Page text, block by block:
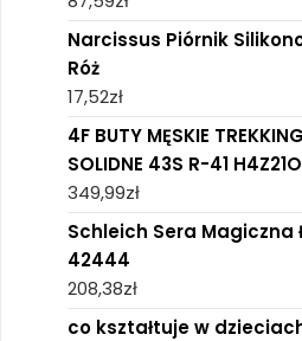
Narcissus Piórnik
Róż
17,52zł
4F BUTY MĘSKIE
SOLIDNE 43S R-41
349,99zł
Schleich Sera Magiczna
42444
208,38zł
co kształtuje w